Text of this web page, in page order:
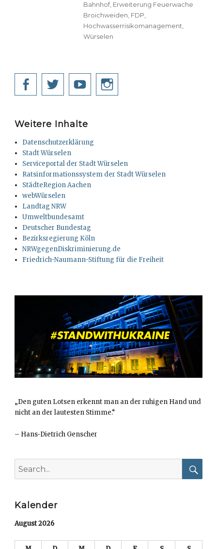
Bahnhof, Erweiterung Feuerwache
Broichweiden FDP
Hochwasserrisikomanagement
Würselen
Facebook
TwitterYouTube
Weitere Inhalte
Datenschutzerklärung
Stadt Würselen
Serviceportal der Stadt Würselen
Ratsinformationssystem der Stadt Würselen
StädteRegion Aachen
webWürselen
Landtag NRW
Umweltbundesamt
Deutscher Bundestag
Bezirksregierung Köln
NRWgegenDiskriminierung.de
Friedrich-Naumann-Stiftung für die Freiheit
„Den guten Lotsen erkennt man an der ruhigen Hand und
nicht an der lautesten Stimme.“
– Hans-Dietrich Genscher
for:
Kalender
August 2026